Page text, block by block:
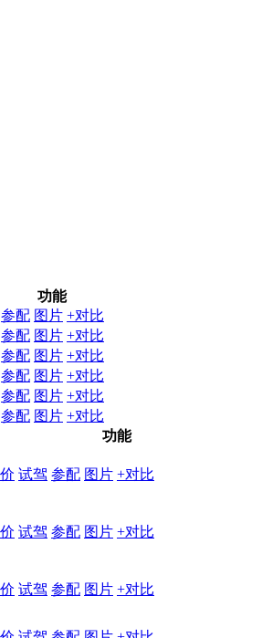
功能
参配 图片 +对比
参配 图片 +对比
参配 图片 +对比
参配 图片 +对比
参配 图片 +对比
参配 图片 +对比
功能
试驾 参配 图片 +对比
试驾 参配 图片 +对比
试驾 参配 图片 +对比